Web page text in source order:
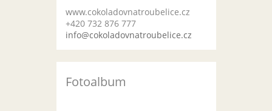
www.cokoladovnatroubelice.cz
+420 732 876 777
info@cokoladovnatroubelice.cz
Fotoalbum